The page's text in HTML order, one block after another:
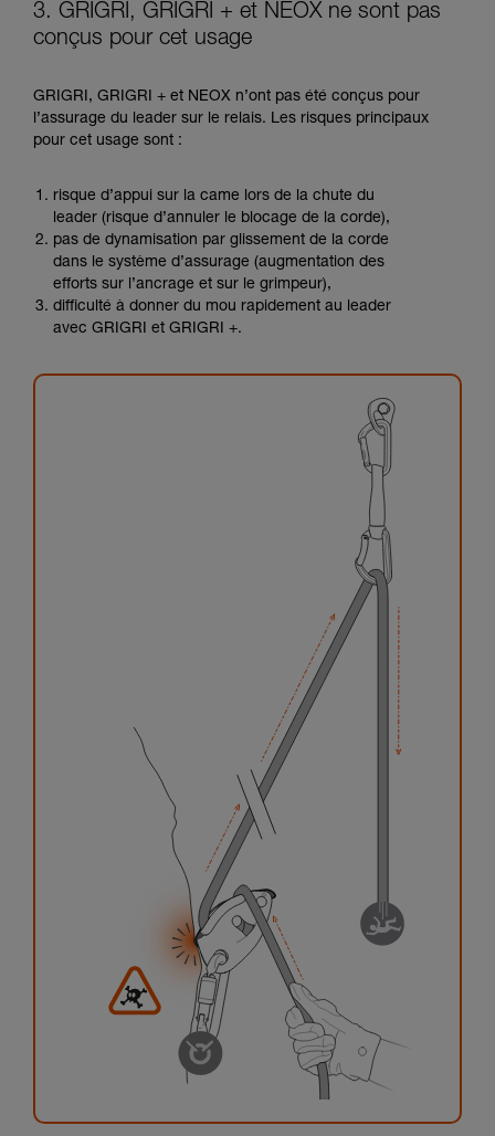
3. GRIGRI, GRIGRI + et NEOX ne sont pas
conçus pour cet usage
GRIGRI, GRIGRI + et NEOX n’ont pas été conçus pour
l’assurage du leader sur le relais. Les risques principaux
pour cet usage sont :
risque d’appui sur la came lors de la chute du
leader (risque d’annuler le blocage de la corde),
pas de dynamisation par glissement de la corde
dans le système d’assurage (augmentation des
efforts sur l’ancrage et sur le grimpeur),
difficulté à donner du mou rapidement au leader
avec GRIGRI et GRIGRI +.